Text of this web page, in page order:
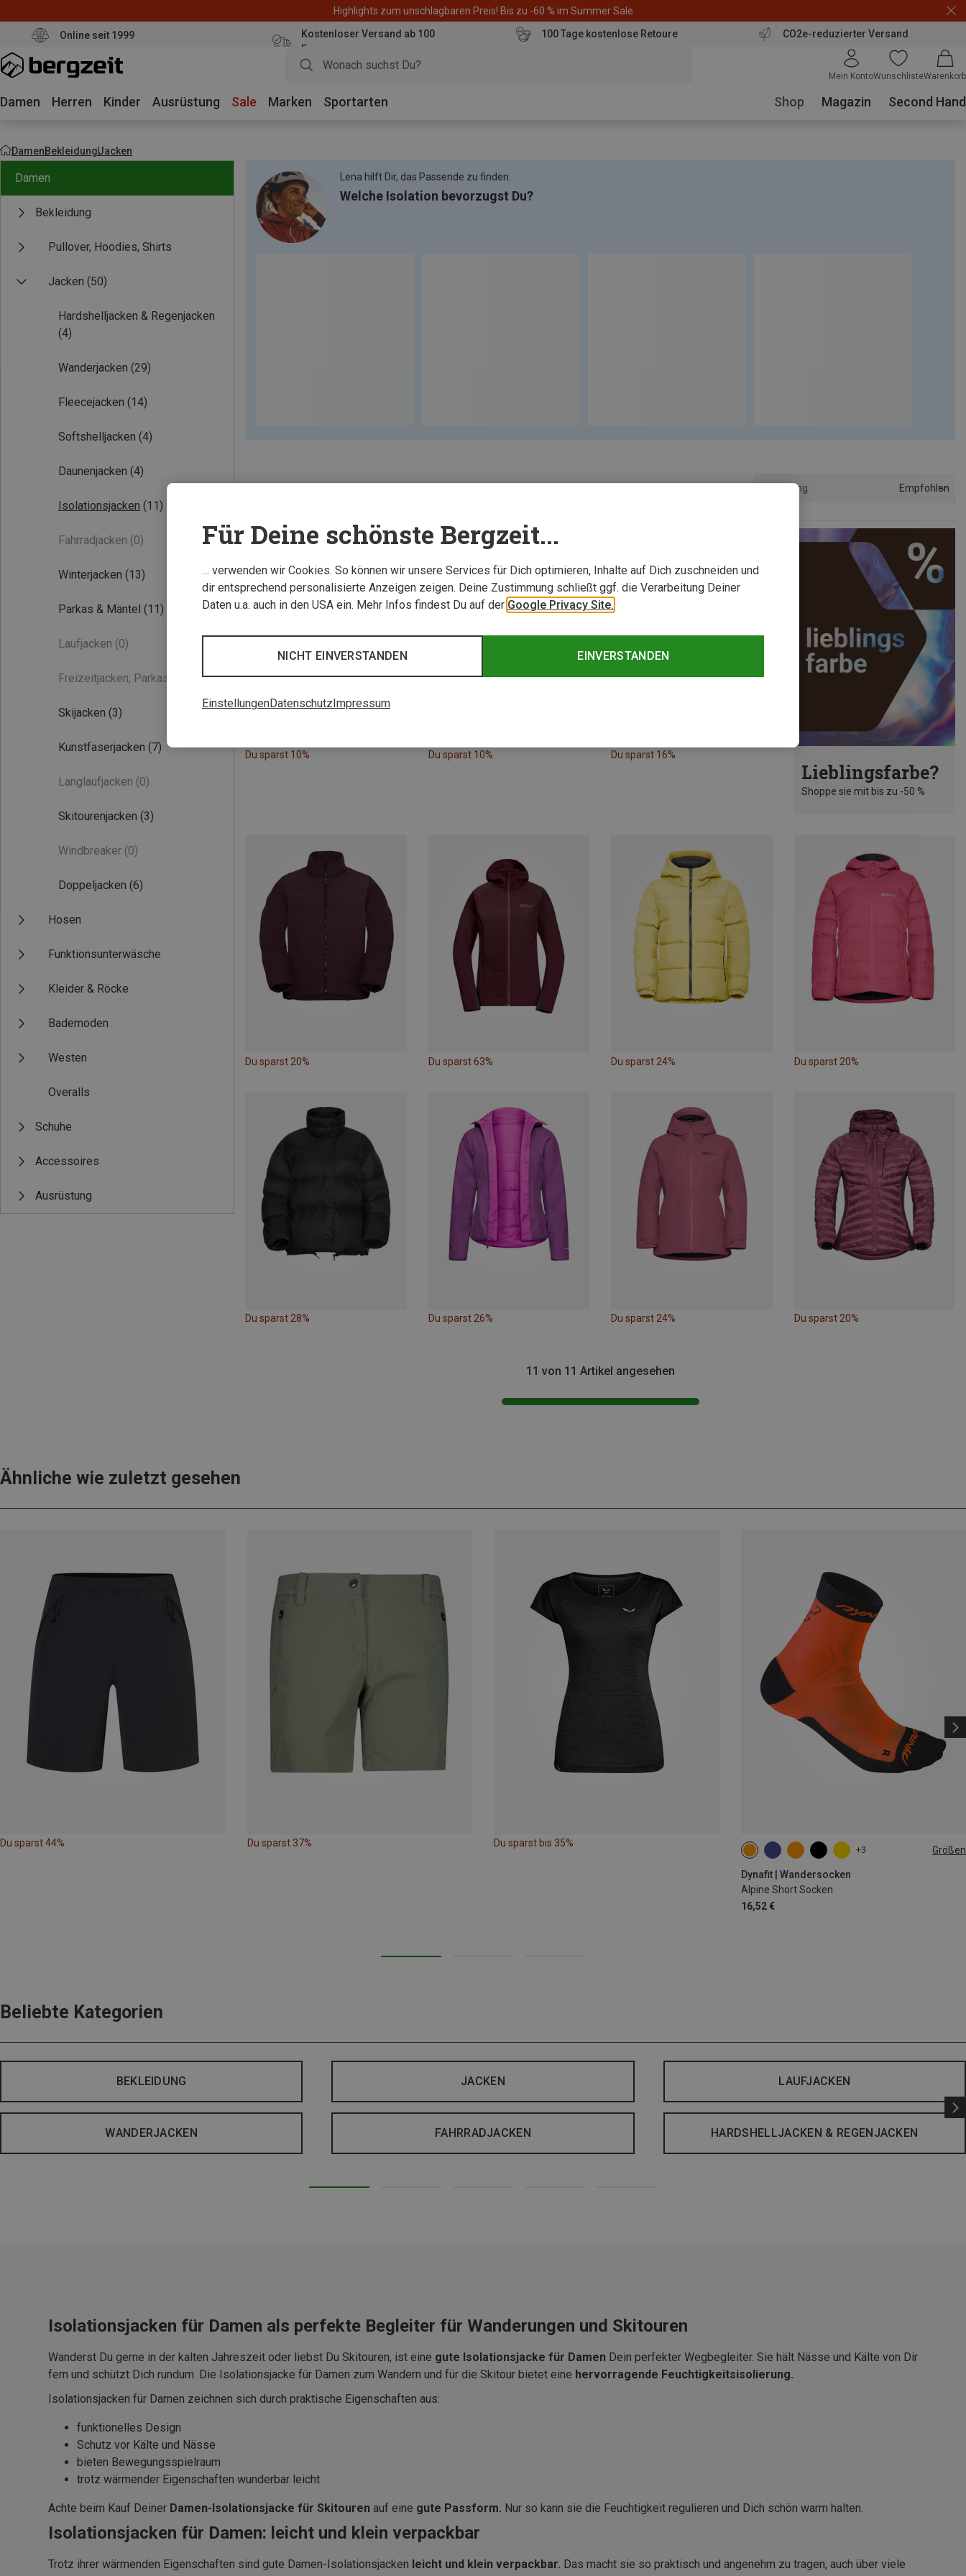
Highlights zum unschlagbaren Preis! Bis zu -60 % im Summer Sale
Online seit 1999
Kostenloser Versand ab 100
Euro
100 Tage kostenlose Retoure CO2e-reduzierter Versand
Mein KontoWunschlisteWarenkorb
Damen Herren Kinder Ausrüstung Sale Marken Sportarten Shop Magazin Second Hand
DamenBekleidungJacken
Damen
Bekleidung
Pullover, Hoodies, Shirts
Jacken (50)
Hardshelljacken & Regenjacken
(4)
Wanderjacken (29)
Fleecejacken (14)
Softshelljacken (4)
Daunenjacken (4)
Isolationsjacken (11)
Fahrradjacken (0)
Winterjacken (13)
Parkas & Mäntel (11)
Laufjacken (0)
Freizeitjacken, Parkas
Skijacken (3)
Kunstfaserjacken (7)
Langlaufjacken (0)
Skitourenjacken (3)
Windbreaker (0)
Doppeljacken (6)
Hosen
Funktionsunterwäsche
Kleider & Röcke
Bademoden
Westen
Overalls
Schuhe
Accessoires
Ausrüstung
Lena hilft Dir, das Passende zu finden.
Welche Isolation bevorzugst Du?
Sortierung Empfohlen
Du sparst 10% Du sparst 10% Du sparst 16%
Lieblingsfarbe?
Shoppe sie mit bis zu -50 %
Du sparst 20% Du sparst 63% Du sparst 24% Du sparst 20%
Du sparst 28% Du sparst 26% Du sparst 24% Du sparst 20%
11 von 11 Artikel angesehen
Ähnliche wie zuletzt gesehen
Du sparst 44% Du sparst 37% Du sparst bis 35%
+3 Größen
Dynafit | Wandersocken
Alpine Short Socken
16,52 €
35|36|37|38 39|40|41|42
Beliebte Kategorien
BEKLEIDUNG JACKEN LAUFJACKEN
WANDERJACKEN FAHRRADJACKEN HARDSHELLJACKEN & REGENJACKEN
Isolationsjacken für Damen als perfekte Begleiter für Wanderungen und Skitouren
Wanderst Du gerne in der kalten Jahreszeit oder liebst Du Skitouren, ist eine gute Isolationsjacke für Damen Dein perfekter Wegbegleiter. Sie hält Nässe und Kälte von Dir
fern und schützt Dich rundum. Die Isolationsjacke für Damen zum Wandern und für die Skitour bietet eine hervorragende Feuchtigkeitsisolierung.
Isolationsjacken für Damen zeichnen sich durch praktische Eigenschaften aus:
funktionelles Design
Schutz vor Kälte und Nässe
bieten Bewegungsspielraum
trotz wärmender Eigenschaften wunderbar leicht
Achte beim Kauf Deiner Damen-Isolationsjacke für Skitouren auf eine gute Passform. Nur so kann sie die Feuchtigkeit regulieren und Dich schön warm halten.
Isolationsjacken für Damen: leicht und klein verpackbar
Trotz ihrer wärmenden Eigenschaften sind gute Damen-Isolationsjacken leicht und klein verpackbar. Das macht sie so praktisch und angenehm zu tragen, auch über viele
Für Deine schönste Bergzeit...
… verwenden wir Cookies. So können wir unsere Services für Dich optimieren, Inhalte auf Dich zuschneiden und
dir entsprechend personalisierte Anzeigen zeigen. Deine Zustimmung schließt ggf. die Verarbeitung Deiner
Daten u.a. auch in den USA ein. Mehr Infos findest Du auf der Google Privacy Site.
EINVERSTANDEN
NICHT EINVERSTANDEN
EinstellungenDatenschutzImpressum